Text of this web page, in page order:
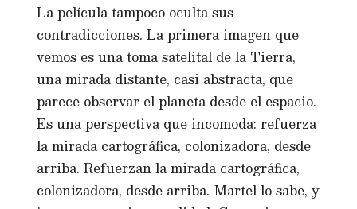
La película tampoco oculta sus
contradicciones. La primera imagen que
vemos es una toma satelital de la Tierra,
una mirada distante, casi abstracta, que
parece observar el planeta desde el espacio.
Es una perspectiva que incomoda: refuerza
la mirada cartográfica, colonizadora, desde
arriba. Refuerzan la mirada cartográfica,
colonizadora, desde arriba. Martel lo sabe, y